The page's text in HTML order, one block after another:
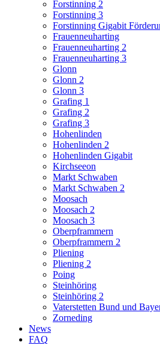
Forstinning 2
Forstinning 3
Forstinning Gigabit
Frauenneuharting
Frauenneuharting 2
Frauenneuharting 3
Glonn
Glonn 2
Glonn 3
Grafing 1
Grafing 2
Grafing 3
Hohenlinden
Hohenlinden 2
Hohenlinden Gigabit
Kirchseeon
Markt Schwaben
Markt Schwaben 2
Moosach
Moosach 2
Moosach 3
Oberpframmern
Oberpframmern 2
Pliening
Pliening 2
Poing
Steinhöring
Steinhöring 2
Vaterstetten Bund und
Zorneding
News
FAQ